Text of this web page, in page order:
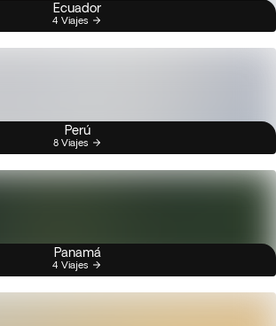
Ecuador
4 Viajes
Perú
8 Viajes
Panamá
4 Viajes